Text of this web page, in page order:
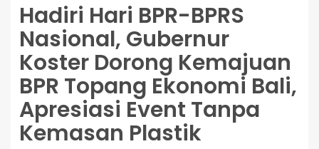
Hadiri Hari BPR-BPRS
Nasional, Gubernur
Koster Dorong Kemajuan
BPR Topang Ekonomi Bali,
Apresiasi Event Tanpa
Kemasan Plastik